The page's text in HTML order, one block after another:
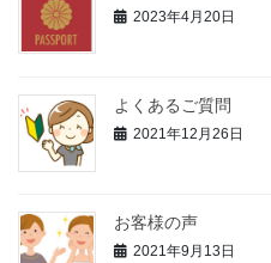
2023年4月20日
よくあるご質問
2021年12月26日
お客様の声
2021年9月13日